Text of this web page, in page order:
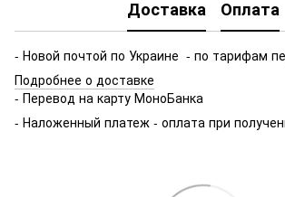
Доставка Оплата
- Новой почтой по Украине - по тарифам
Подробнее о доставке
- Перевод на карту МоноБанка
- Наложенный платеж - оплата при